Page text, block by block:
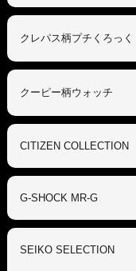
クレパス柄プチくろっく
クーピー柄ウォッチ
CITIZEN COLLECTION
G-SHOCK MR-G
SEIKO SELECTION